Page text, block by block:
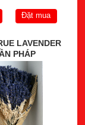
Đặt mua
LAVENDER
PHÁP